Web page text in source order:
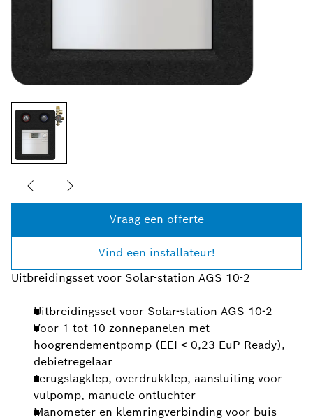
Vraag een offerte
Vind een installateur!
Uitbreidingsset voor Solar-station AGS 10-2
Uitbreidingsset voor Solar-station AGS 10-2
Voor 1 tot 10 zonnepanelen met
hoogrendementpomp (EEI ˂ 0,23 EuP Ready),
debietregelaar
Terugslagklep, overdrukklep, aansluiting voor
vulpomp, manuele ontluchter
Manometer en klemringverbinding voor buis